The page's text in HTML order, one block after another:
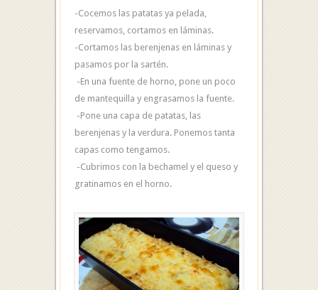
-Cocemos las patatas ya pelada,
reservamos, cortamos en láminas.
-Cortamos las berenjenas en láminas y
pasamos por la sartén.
-En una fuente de horno, pone un poco
de mantequilla y engrasamos la fuente.
-Pone una capa de patatas, las
berenjenas y la verdura. Ponemos tanta
capas como tengamos.
-Cubrimos con la bechamel y el queso y
gratinamos en el horno.